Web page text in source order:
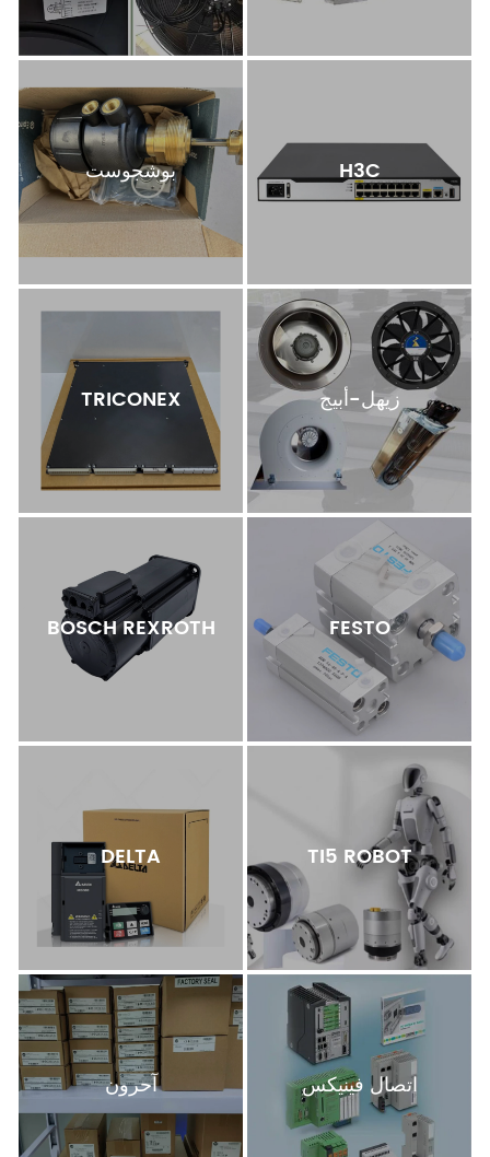
بوشجوست H3C
TRICONEX زيهل-أبيج
BOSCH REXROTH FESTO
DELTA TI5 ROBOT
آحرون اتصال فينيكس